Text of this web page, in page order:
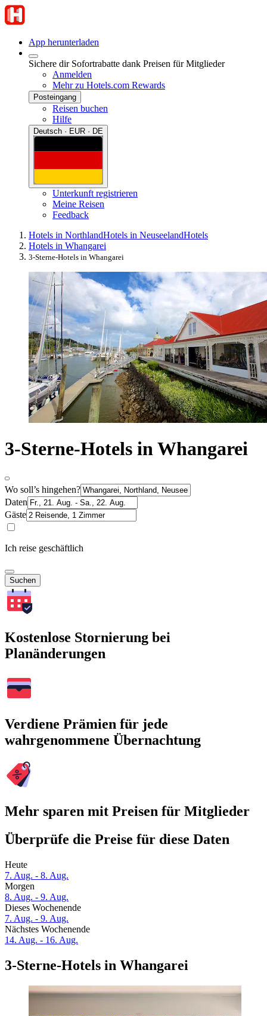
App herunterladen
Sichere dir Sofortrabatte dank Preisen für Mitglieder
Anmelden
Mehr zu Hotels.com Rewards
Posteingang
Reisen buchen
Hilfe
Deutsch · EUR · DE
Unterkunft registrieren
Meine Reisen
Feedback
Hotels in NorthlandHotels in NeuseelandHotels
Hotels in Whangarei
3-Sterne-Hotels in Whangarei
3-Sterne-Hotels in Whangarei
Wo soll’s hingehen?
Daten
Gäste
Ich reise geschäftlich
Suchen
Kostenlose Stornierung bei
Planänderungen
Verdiene Prämien für jede
wahrgenommene Übernachtung
Mehr sparen mit Preisen für Mitglieder
Überprüfe die Preise für diese Daten
Heute
7. Aug. - 8. Aug.
Morgen
8. Aug. - 9. Aug.
Dieses Wochenende
7. Aug. - 9. Aug.
Nächstes Wochenende
14. Aug. - 16. Aug.
3-Sterne-Hotels in Whangarei